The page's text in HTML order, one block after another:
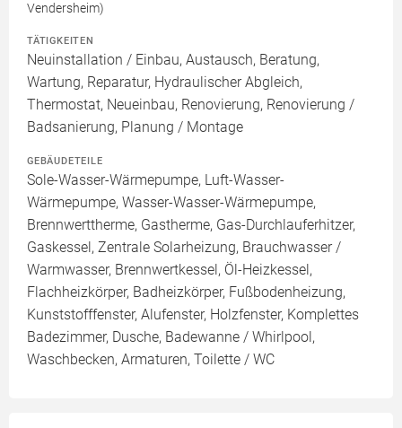
Vendersheim)
TÄTIGKEITEN
Neuinstallation / Einbau, Austausch, Beratung,
Wartung, Reparatur, Hydraulischer Abgleich,
Thermostat, Neueinbau, Renovierung, Renovierung /
Badsanierung, Planung / Montage
GEBÄUDETEILE
Sole-Wasser-Wärmepumpe, Luft-Wasser-
Wärmepumpe, Wasser-Wasser-Wärmepumpe,
Brennwerttherme, Gastherme, Gas-Durchlauferhitzer,
Gaskessel, Zentrale Solarheizung, Brauchwasser /
Warmwasser, Brennwertkessel, Öl-Heizkessel,
Flachheizkörper, Badheizkörper, Fußbodenheizung,
Kunststofffenster, Alufenster, Holzfenster, Komplettes
Badezimmer, Dusche, Badewanne / Whirlpool,
Waschbecken, Armaturen, Toilette / WC